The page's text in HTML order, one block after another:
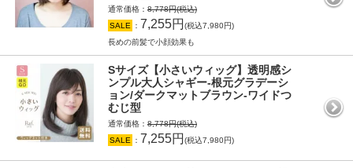
通常価格： 8,778円(税込)
SALE
： 7,255円 (税込7,980円)
長めの前髪で小顔効果も
Sサイズ【小さいウィッグ】透明感シ
ンプル大人シャギー-根元グラデーシ
ョン/ダークマットブラウン-ワイドつ
むじ型
通常価格： 8,778円(税込)
SALE
： 7,255円 (税込7,980円)